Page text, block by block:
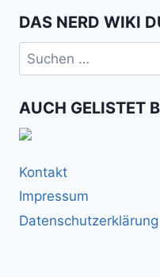
DAS NERD WIKI
Suchen
nach:
AUCH GELISTET
Kontakt
Impressum
Datenschutzerklärung